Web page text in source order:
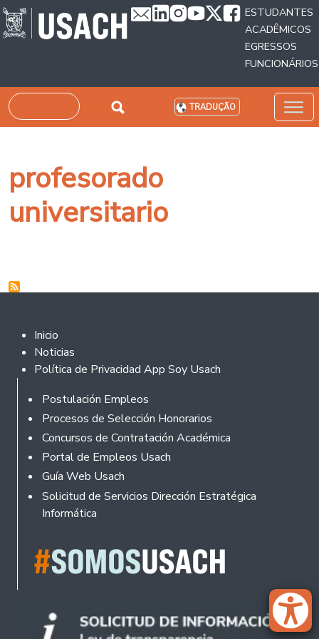
Passar para o conteúdo principal
ESTUDANTES
ACADÊMICOS
EGRESSOS
FUNCIONÁRIOS
Pesquisar TRADUÇÃO
profesorado
universitario
Footer 2
Inicio
Noticias
Política de Privacidad App Soy Usach
Rodapé
Postulación Empleos
Procesos de Selección Honorarios
Concursos de Contratación Académica
Portal de Empleos Usach
Guía Web Usach
Solicitud de Servicios Dirección Estratégica
Informática